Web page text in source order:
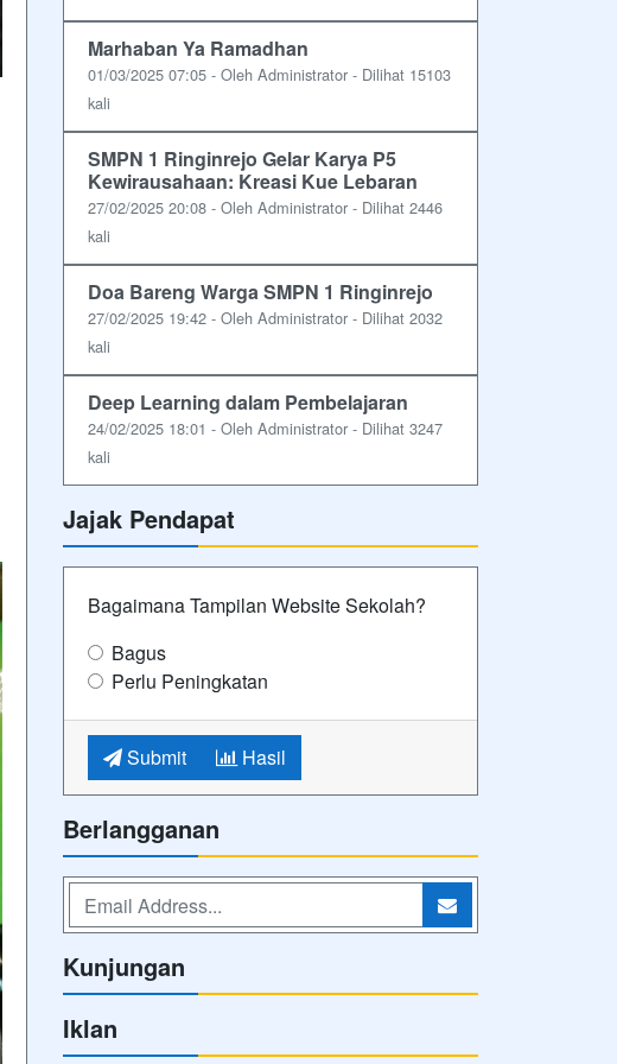
Marhaban Ya Ramadhan
01/03/2025 07:05 - Oleh Administrator - Dilihat 15103
kali
SMPN 1 Ringinrejo Gelar Karya P5
Kewirausahaan: Kreasi Kue Lebaran
27/02/2025 20:08 - Oleh Administrator - Dilihat 2446
kali
Doa Bareng Warga SMPN 1 Ringinrejo
27/02/2025 19:42 - Oleh Administrator - Dilihat 2032
kali
Deep Learning dalam Pembelajaran
24/02/2025 18:01 - Oleh Administrator - Dilihat 3247
kali
Jajak Pendapat
Bagaimana Tampilan Website Sekolah?
Bagus
Perlu Peningkatan
Submit Hasil
Berlangganan
Kunjungan
Iklan